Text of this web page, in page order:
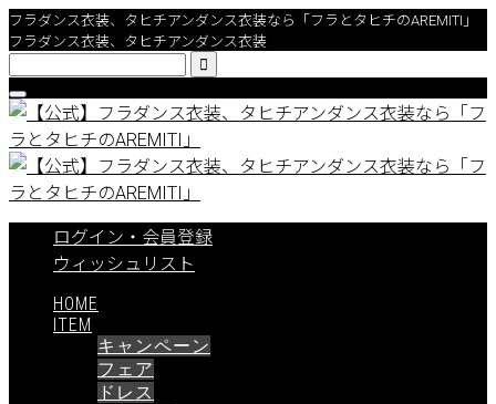
フラダンス衣装、タヒチアンダンス衣装なら「フラとタヒチのAREMITI」
フラダンス衣装、タヒチアンダンス衣装

ログイン・会員登録
ウィッシュリスト
HOME
ITEM
キャンペーン
フェア
ドレス